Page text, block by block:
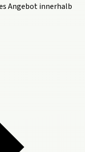
Angebot innerhalb